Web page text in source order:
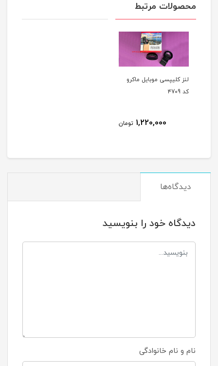
محصولات مرتبط
لنز کلیپسی موبایل ماکرو
کد ۴709
1,220,000 تومان
دیدگاه‌ها
دیدگاه خود را بنویسید
نام و نام خانوادگی